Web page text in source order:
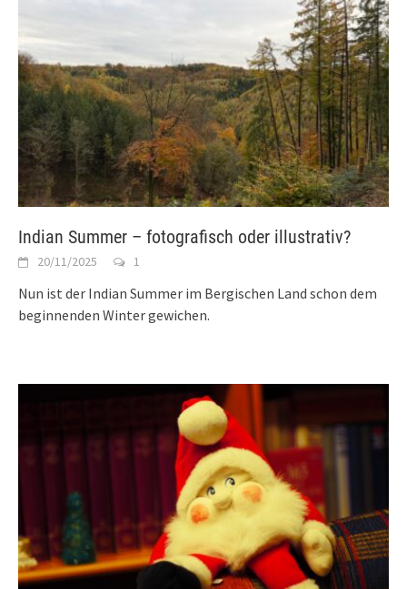
Indian Summer – fotografisch oder illustrativ?
20/11/2025 1
Nun ist der Indian Summer im Bergischen Land schon dem
beginnenden Winter gewichen.